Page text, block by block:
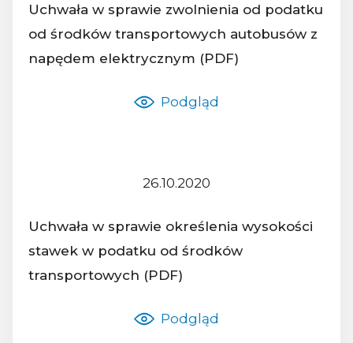
Nazwa dokumentu:
Uchwała w sprawie zwolnienia od podatku
od środków transportowych autobusów z
napędem elektrycznym (PDF)
Podgląd
26.10.2020
Nazwa dokumentu:
Uchwała w sprawie określenia wysokości
stawek w podatku od środków
transportowych (PDF)
Podgląd